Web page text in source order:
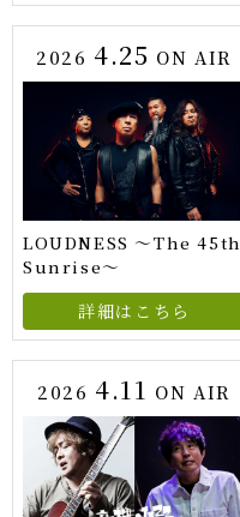
2026 4.25 ON AIR
LOUDNESS ～The 45th
Sunrise～
詳細はこちら
2026 4.11 ON AIR